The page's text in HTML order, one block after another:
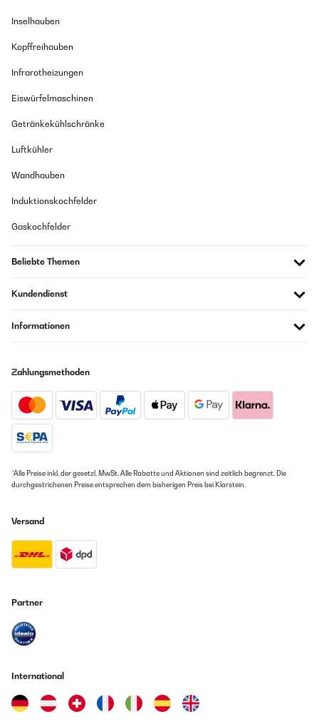
Inselhauben
Kopffreihauben
Infrarotheizungen
Eiswürfelmaschinen
Getränkekühlschränke
Luftkühler
Wandhauben
Induktionskochfelder
Gaskochfelder
Beliebte Themen
Kundendienst
Informationen
Zahlungsmethoden
*Alle Preise inkl. der gesetzl. MwSt. Alle Rabatte und Aktionen sind zeitlich begrenzt. Die
durchgestrichenen Preise entsprechen dem bisherigen Preis bei Klarstein.
Versand
Partner
International